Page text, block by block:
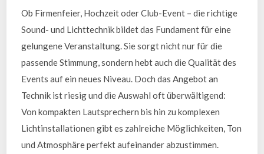
Ob Firmenfeier, Hochzeit oder Club-Event – die richtige
Sound- und Lichttechnik bildet das Fundament für eine
gelungene Veranstaltung. Sie sorgt nicht nur für die
passende Stimmung, sondern hebt auch die Qualität des
Events auf ein neues Niveau. Doch das Angebot an
Technik ist riesig und die Auswahl oft überwältigend:
Von kompakten Lautsprechern bis hin zu komplexen
Lichtinstallationen gibt es zahlreiche Möglichkeiten, Ton
und Atmosphäre perfekt aufeinander abzustimmen.